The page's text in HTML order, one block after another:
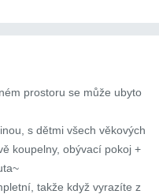
prostoru se může ubyto
s dětmi všech věkových
koupelny, obývací pokoj +
takže když vyrazíte z